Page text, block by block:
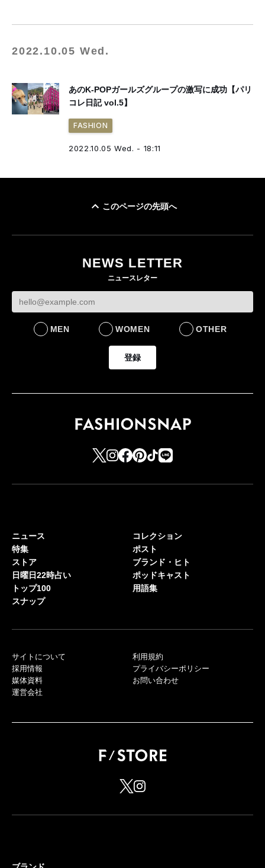
2022.10.05 Wed.
あのK-POPガールズグループの激写に成功【パリ
コレ日記 vol.5】
FASHION
2022.10.05 Wed. - 18:11
このページの先頭へ
NEWS LETTER
ニュースレター
MEN WOMEN OTHER
登録
ニュース
特集
ストア
日曜日22時占い
トップ100
スナップ
コレクション
ポスト
ブランド・ヒト
ポッドキャスト
用語集
サイトについて
採用情報
媒体資料
運営会社
利用規約
プライバシーポリシー
お問い合わせ